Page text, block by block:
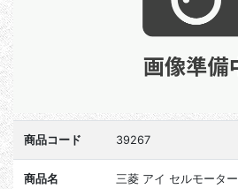
商品コード 39267
商品名 三菱 アイ セルモーター